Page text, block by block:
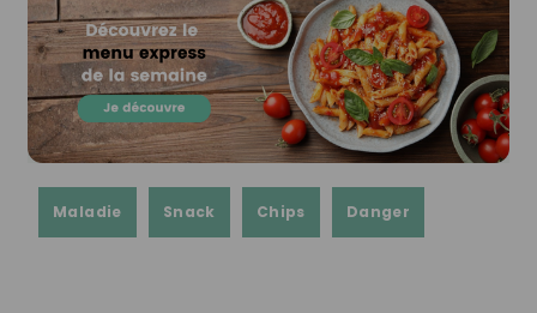
Maladie Snack Chips Danger